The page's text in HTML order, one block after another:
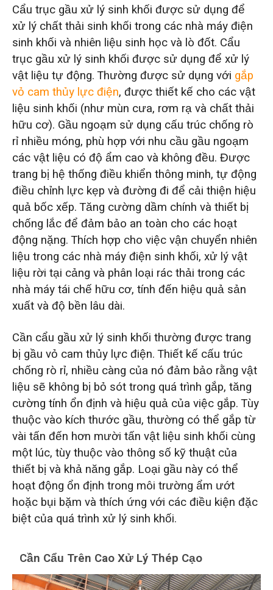
Cẩu trục gầu xử lý sinh khối được sử dụng để
xử lý chất thải sinh khối trong các nhà máy điện
sinh khối và nhiên liệu sinh học và lò đốt. Cẩu
trục gầu xử lý sinh khối được sử dụng để xử lý
vật liệu tự động. Thường được sử dụng với gắp
vỏ cam thủy lực điện, được thiết kế cho các vật
liệu sinh khối (như mùn cưa, rơm rạ và chất thải
hữu cơ). Gầu ngoạm sử dụng cấu trúc chống rò
rỉ nhiều móng, phù hợp với nhu cầu gầu ngoạm
các vật liệu có độ ẩm cao và không đều. Được
trang bị hệ thống điều khiển thông minh, tự động
điều chỉnh lực kẹp và đường đi để cải thiện hiệu
quả bốc xếp. Tăng cường dầm chính và thiết bị
chống lắc để đảm bảo an toàn cho các hoạt
động nặng. Thích hợp cho việc vận chuyển nhiên
liệu trong các nhà máy điện sinh khối, xử lý vật
liệu rời tại cảng và phân loại rác thải trong các
nhà máy tái chế hữu cơ, tính đến hiệu quả sản
xuất và độ bền lâu dài.
Cần cẩu gầu xử lý sinh khối thường được trang
bị gầu vỏ cam thủy lực điện. Thiết kế cấu trúc
chống rò rỉ, nhiều càng của nó đảm bảo rằng vật
liệu sẽ không bị bỏ sót trong quá trình gắp, tăng
cường tính ổn định và hiệu quả của việc gắp. Tùy
thuộc vào kích thước gầu, thường có thể gắp từ
vài tấn đến hơn mười tấn vật liệu sinh khối cùng
một lúc, tùy thuộc vào thông số kỹ thuật của
thiết bị và khả năng gắp. Loại gầu này có thể
hoạt động ổn định trong môi trường ẩm ướt
hoặc bụi bặm và thích ứng với các điều kiện đặc
biệt của quá trình xử lý sinh khối.
Cần Cẩu Trên Cao Xử Lý Thép Cạo